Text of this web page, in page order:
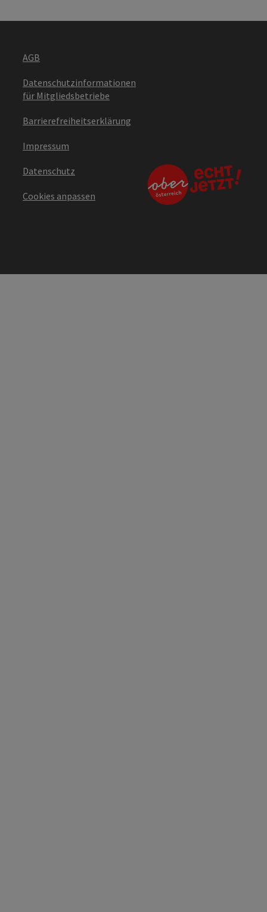
AGB
Datenschutzinformationen
für Mitgliedsbetriebe
Barrierefreiheitserklärung
Impressum
Datenschutz
Cookies anpassen